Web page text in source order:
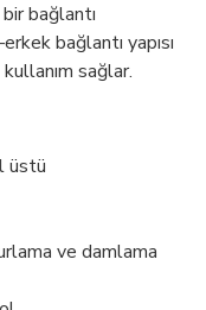
bağlantı
bağlantı yapısı
sağlar.
üstü
ve damlama